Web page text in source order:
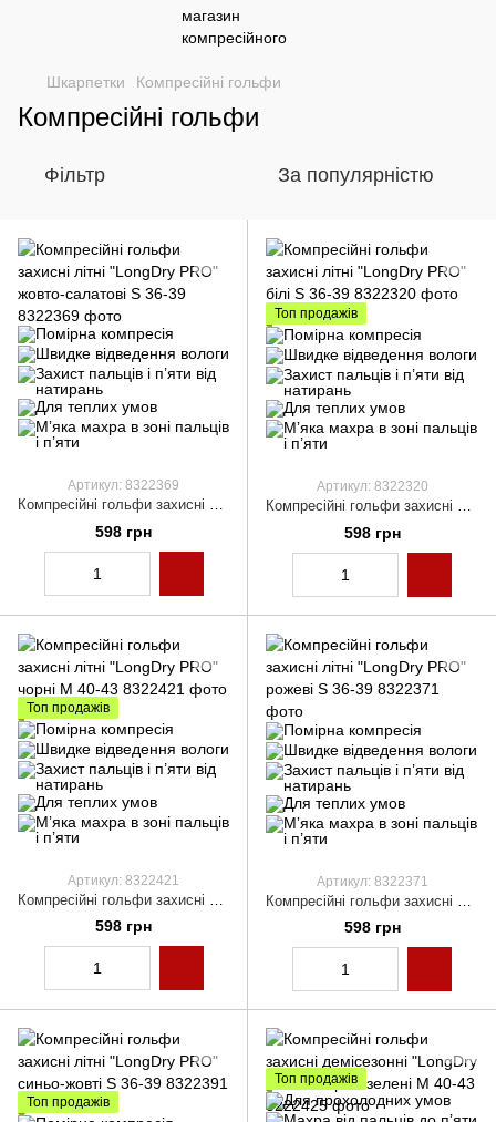
Шкарпетки Компресійні гольфи
Компресійні гольфи
Фільтр За популярністю
Артикул: 8322369
Компресійні гольфи захисні літні "LongDry PRO" жовто-салатові S 36-39
598 грн
Топ продажів
Артикул: 8322320
Компресійні гольфи захисні літні "LongDry PRO" білі S 36-39
598 грн
Топ продажів
Артикул: 8322421
598 грн
Артикул: 8322371
598 грн
Топ продажів
Топ продажів